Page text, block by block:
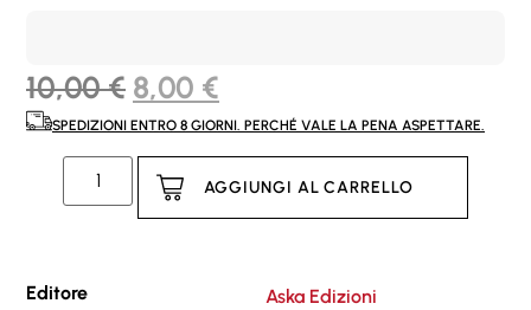
10,00€ 8,00 €
SPEDIZIONI ENTRO 8 GIORNI. PERCHÉ VALE LA PENA ASPETTARE.
AGGIUNGI AL CARRELLO
Editore
Aska Edizioni